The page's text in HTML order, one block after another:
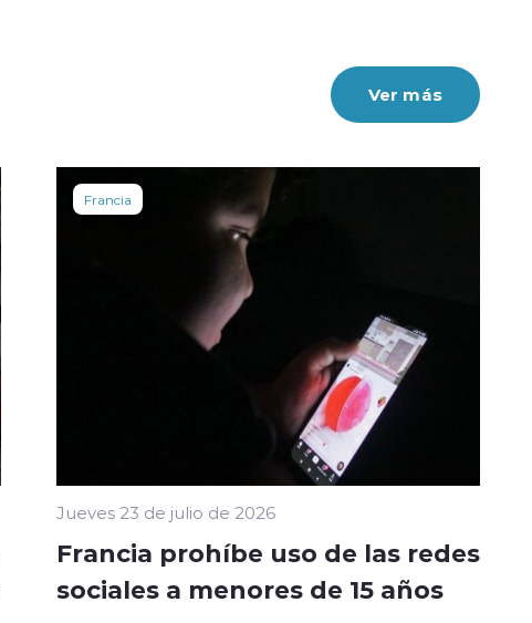
Ver más
Francia
Jueves 23 de julio de 2026
Francia prohíbe uso de las redes
sociales a menores de 15 años